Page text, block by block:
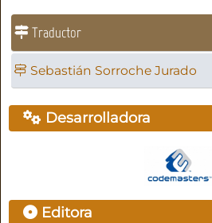
Traductor
Sebastián Sorroche Jurado
Desarrolladora
Editora